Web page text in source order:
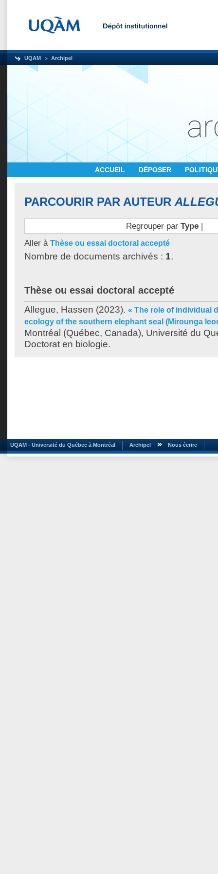
UQAM Archipel
ACCUEIL DÉPOSER
PARCOURIR PAR AUTEUR
Regrouper par Type|
Aller à Thèse ou essai doctoral accepté
Nombre de documents archivés : 1.
Thèse ou essai doctoral accepté
Allegue, Hassen (2023). « The role of individual
ecology of the southern elephant seal (Mirounga
Montréal (Québec, Canada), Université du
Doctorat en biologie.
UQAM - Université du Québec à Montréal Archipel Nous écrire